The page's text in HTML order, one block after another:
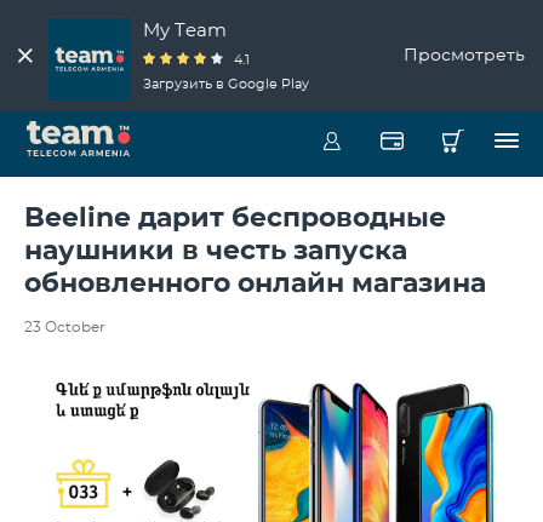
My Team
4.1
Загрузить в Google Play
Просмотреть
Beeline дарит беспроводные
наушники в честь запуска
обновленного онлайн магазина
23 October